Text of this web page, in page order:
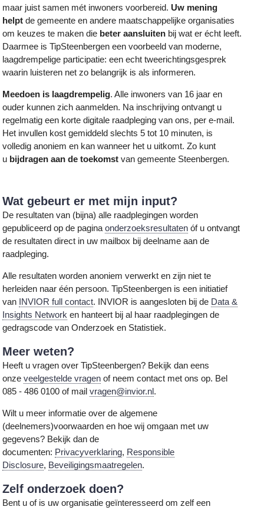
maar juist samen mét inwoners voorbereid. Uw mening
helpt de gemeente en andere maatschappelijke organisaties
om keuzes te maken die beter aansluiten bij wat er écht leeft.
Daarmee is TipSteenbergen een voorbeeld van moderne,
laagdrempelige participatie: een echt tweerichtingsgesprek
waarin luisteren net zo belangrijk is als informeren.
Meedoen is laagdrempelig. Alle inwoners van 16 jaar en
ouder kunnen zich aanmelden. Na inschrijving ontvangt u
regelmatig een korte digitale raadpleging van ons, per e-mail.
Het invullen kost gemiddeld slechts 5 tot 10 minuten, is
volledig anoniem en kan wanneer het u uitkomt. Zo kunt
u bijdragen aan de toekomst van gemeente Steenbergen.
Wat gebeurt er met mijn input?
De resultaten van (bijna) alle raadplegingen worden
gepubliceerd op de paginaonderzoeksresultaten óf u ontvangt
de resultaten direct in uw mailbox bij deelname aan de
raadpleging.
Alle resultaten worden anoniem verwerkt en zijn niet te
herleiden naar één persoon. TipSteenbergen is een initiatief
van
INVIOR full contact. INVIOR is aangesloten bij de Data &
Insights Network en hanteert bij al haar raadplegingen de
gedragscode van Onderzoek en Statistiek.
Meer weten?
Heeft u vragen over TipSteenbergen? Bekijk dan eens
onzeveelgestelde vragen of neem contact met ons op. Bel
085 - 486 0100 of mailvragen@invior.nl .
Wilt u meer informatie over de algemene
(deelnemers)voorwaarden en hoe wij omgaan met uw
gegevens? Bekijk dan de
documenten: Privacyverklaring, Responsible
Disclosure, Beveiligingsmaatregelen.
Zelf onderzoek doen?
Bent u of is uw organisatie geïnteresseerd om zelf een